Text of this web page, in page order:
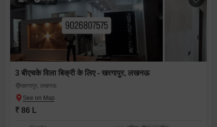
3 बीएचके विला बिक्री के लिए - खरगापुर, लखनऊ
खरगापुर, लखनऊ
₹ 86 L